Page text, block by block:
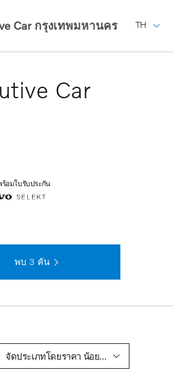
Car กรุงเทพมหานคร TH
Car
อมใบรับประกัน
พบ 3 คัน
จัดประเภทโดยราคา น้อยไปหามาก